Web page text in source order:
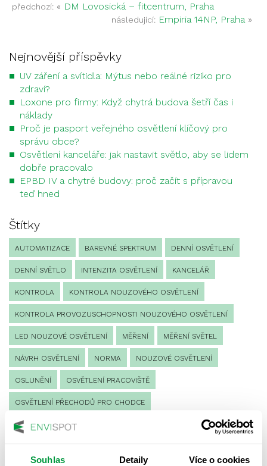
Souhlas Detaily Více o cookies
předchozí: « DM Lovosická – fitcentrum, Praha
následující: Empiria 14NP, Praha»
Nejnovější příspěvky
UV záření a svítidla: Mýtus nebo reálné riziko pro
zdraví?
Loxone pro firmy: Když chytrá budova šetří čas i
náklady
Proč je pasport veřejného osvětlení klíčový pro
správu obce?
Osvětlení kanceláře: jak nastavit světlo, aby se lidem
dobře pracovalo
EPBD IV a chytré budovy: proč začít s přípravou
teď hned
Štítky
AUTOMATIZACE BAREVNÉ SPEKTRUM DENNÍ OSVĚTLENÍ
DENNÍ SVĚTLO INTENZITA OSVĚTLENÍ KANCELÁŘ
KONTROLA KONTROLA NOUZOVÉHO OSVĚTLENÍ
KONTROLA PROVOZUSCHOPNOSTI NOUZOVÉHO OSVĚTLENÍ
LED NOUZOVÉ OSVĚTLENÍ MĚŘENÍ MĚŘENÍ SVĚTEL
NÁVRH OSVĚTLENÍ NORMA NOUZOVÉ OSVĚTLENÍ
OSLUNĚNÍ OSVĚTLENÍ PRACOVIŠTĚ
OSVĚTLENÍ PŘECHODŮ PRO CHODCE
OSVĚTLENÍ SPORTOVIŠŤ